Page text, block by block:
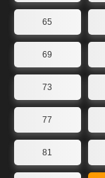
65
69
73
77
81